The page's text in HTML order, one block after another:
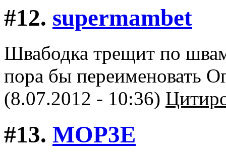
#12. supermambet
Швабодка трещит по
пора бы переименовать
(8.07.2012 - 10:36)
#13. MOP3E